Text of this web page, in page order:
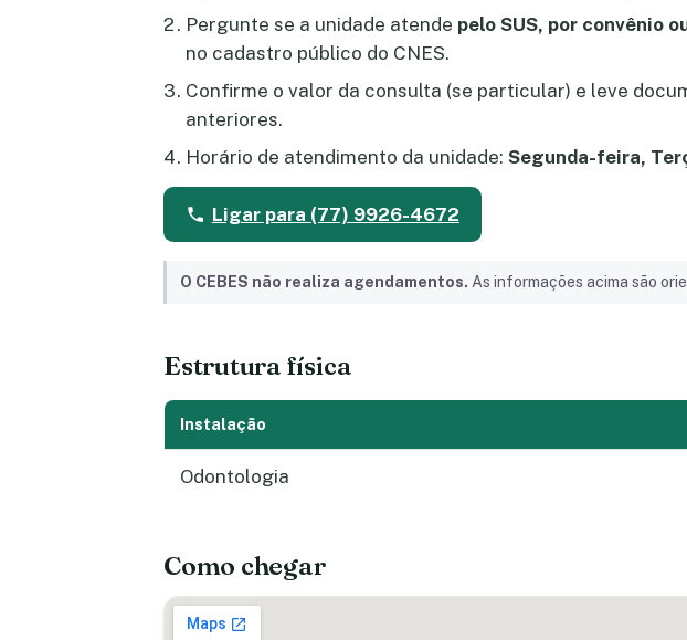
Pergunte se a unidade atende pelo SUS, por convênio
no cadastro público do CNES.
Confirme o valor da consulta (se particular) e leve
anteriores.
Horário de atendimento da unidade: Segunda-feira,
Ligar para (77) 9926-4672
O CEBES não realiza agendamentos. As informações acima são
Estrutura física
Instalação
Odontologia
Como chegar